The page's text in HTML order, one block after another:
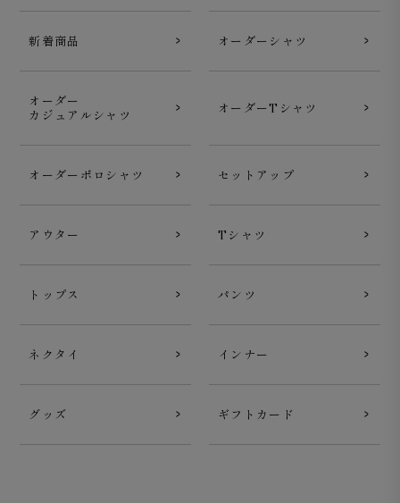
新着商品 オーダーシャツ
オーダー
カジュアルシャツ
オーダーTシャツ
オーダーポロシャツ セットアップ
アウター Tシャツ
トップス パンツ
ネクタイ インナー
グッズ ギフトカード